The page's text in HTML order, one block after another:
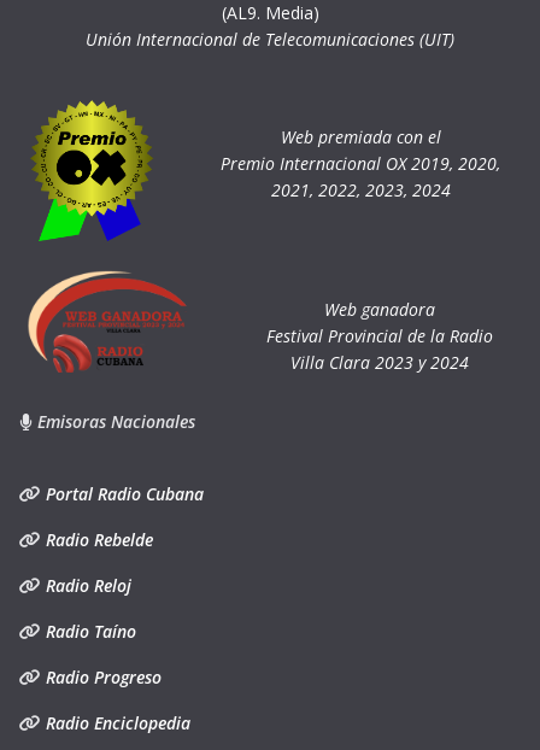
(AL9. Media)
Unión Internacional de Telecomunicaciones (UIT)
Web premiada con el
Premio Internacional OX 2019, 2020,
2021, 2022, 2023, 2024
Web ganadora
Festival Provincial de la Radio
Villa Clara 2023 y 2024
Emisoras Nacionales
Portal Radio Cubana
Radio Rebelde
Radio Reloj
Radio Taíno
Radio Progreso
Radio Enciclopedia